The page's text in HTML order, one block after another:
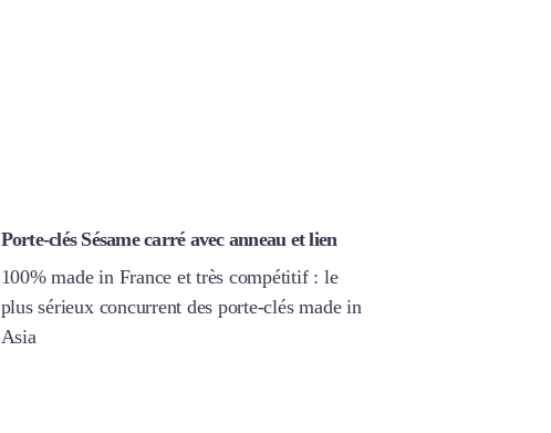
Porte-clés Sésame carré avec anneau et lien
100% made in France et très compétitif : le
plus sérieux concurrent des porte-clés made in
Asia